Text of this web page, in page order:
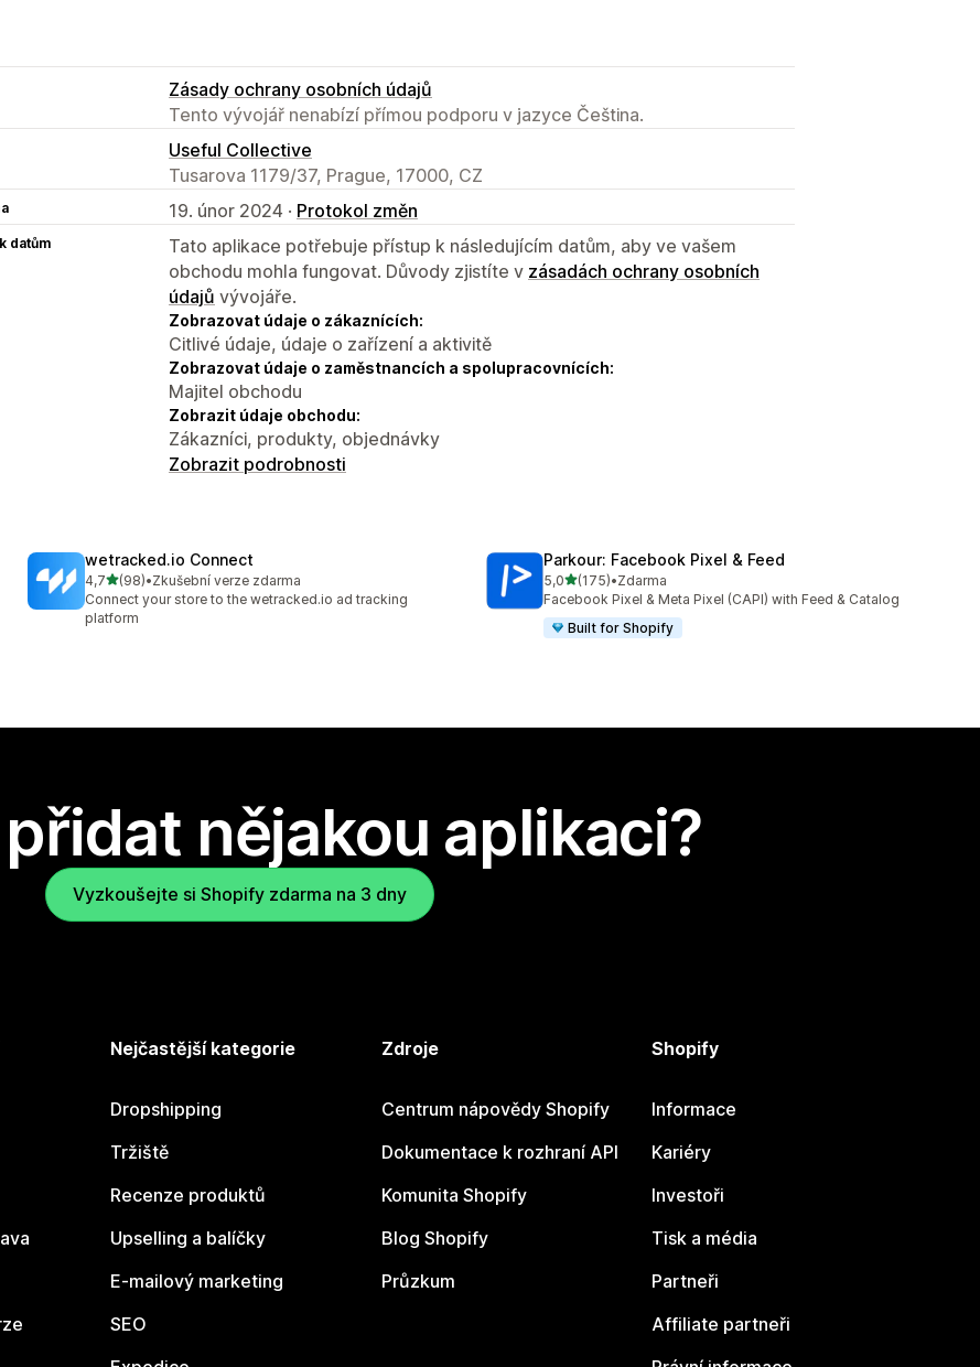
Zásady ochrany osobních údajů
Tento vývojář nenabízí přímou podporu v jazyce Čeština.
Useful Collective
Tusarova 1179/37, Prague, 17000, CZ
19. únor 2024 · Protokol změn
datům
Tato aplikace potřebuje přístup k následujícím datům, aby ve vašem
obchodu mohla fungovat. Důvody zjistíte v zásadách ochrany osobních
údajů vývojáře.
Zobrazovat údaje o zákaznících:
Citlivé údaje, údaje o zařízení a aktivitě
Zobrazovat údaje o zaměstnancích a spolupracovnících:
Majitel obchodu
Zobrazit údaje obchodu:
Zákazníci, produkty, objednávky
Zobrazit podrobnosti
wetracked.io Connect
4,7z 5 hvězd
(98)
Celkový počet recenzí: 98
•Zkušební verze zdarma
Connect your store to the wetracked.io ad tracking
platform
Parkour: Facebook Pixel & Feed
5,0z 5 hvězd
(175)
Celkový počet recenzí: 175
•Zdarma
Facebook Pixel & Meta Pixel (CAPI) with Feed & Catalog
Built for Shopify
nějakou aplikaci?
Vyzkoušejte si Shopify zdarma na 3 dny
Nejčastější kategorie
Dropshipping
Tržiště
Recenze produktů
Upselling a balíčky
E-mailový marketing
SEO
Zdroje
Centrum nápovědy Shopify
Dokumentace k rozhraní API
Komunita Shopify
Blog Shopify
Průzkum
Shopify
Informace
Kariéry
Investoři
Tisk a média
Partneři
Affiliate partneři